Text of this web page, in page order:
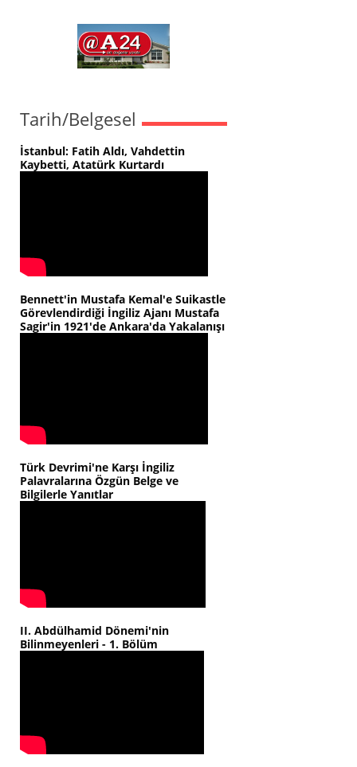
Tarih/Belgesel
İstanbul: Fatih Aldı, Vahdettin
Kaybetti, Atatürk Kurtardı
Bennett'in Mustafa Kemal'e Suikastle
Görevlendirdiği İngiliz Ajanı Mustafa
Sagir'in 1921'de Ankara'da Yakalanışı
Türk Devrimi'ne Karşı İngiliz
Palavralarına Özgün Belge ve
Bilgilerle Yanıtlar
II. Abdülhamid Dönemi'nin
Bilinmeyenleri - 1. Bölüm